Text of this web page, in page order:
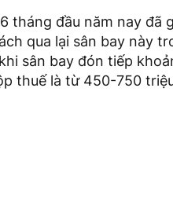
tháng đầu năm nay đã
qua lại sân bay này
sân bay đón tiếp
thuế là từ 450-750